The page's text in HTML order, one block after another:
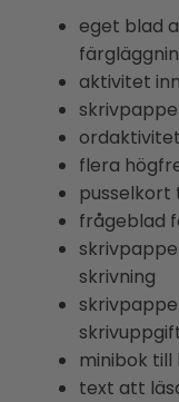
eget blad
aktivitet
flera
pusselkort
frågeblad
skrivning
minibok till
text att